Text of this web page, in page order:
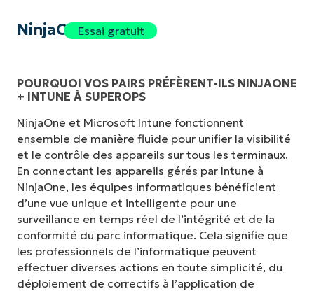
NinjaOneEssai gratuit
POURQUOI VOS PAIRS PRÉFÈRENT-ILS NINJAONE
+ INTUNE À SUPEROPS
NinjaOne et Microsoft Intune fonctionnent
ensemble de manière fluide pour unifier la visibilité
et le contrôle des appareils sur tous les terminaux.
En connectant les appareils gérés par Intune à
NinjaOne, les équipes informatiques bénéficient
d’une vue unique et intelligente pour une
surveillance en temps réel de l’intégrité et de la
conformité du parc informatique. Cela signifie que
les professionnels de l’informatique peuvent
effectuer diverses actions en toute simplicité, du
déploiement de correctifs à l’application de